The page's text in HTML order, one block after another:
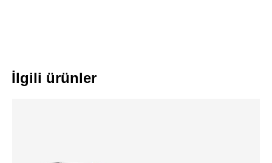
İlgili ürünler